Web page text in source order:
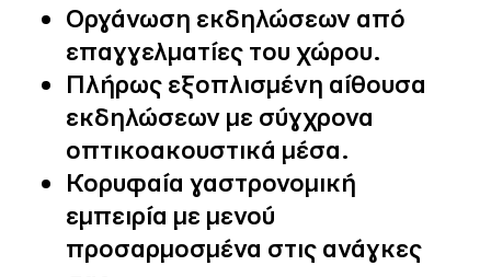
Οργάνωση εκδηλώσεων από
επαγγελματίες του χώρου.
Πλήρως εξοπλισμένη αίθουσα
εκδηλώσεων με σύγχρονα
οπτικοακουστικά μέσα.
Κορυφαία γαστρονομική
εμπειρία με μενού
προσαρμοσμένα στις ανάγκες